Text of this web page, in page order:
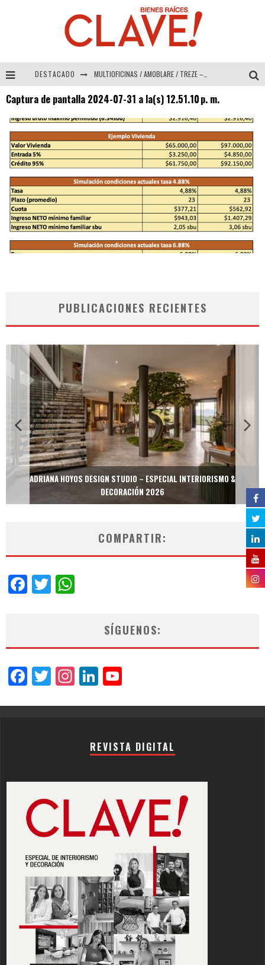
DESTACADO MULTIOFICINAS / AMOBLARE / TREZE – Especial Interiorismo & Decoración 2026
Abad Vergara Arquitectos – Especial Interiorismo & Decoración 2026
COLINEAL – Especial Interiorismo & Decoración 2026
Captura de pantalla 2024-07-31 a la(s) 12.51.10 p. m.
PUBLICACIONES RECIENTES
ADRIANA HOYOS DESIGN STUDIO – ESPECIAL INTERIORISMO &
DECORACIÓN 2026
COMPARTIR:
Facebook
Twitter
SÍGUENOS:
Facebook
Twitter
Instagram
LinkedIn
REVISTA DIGITAL